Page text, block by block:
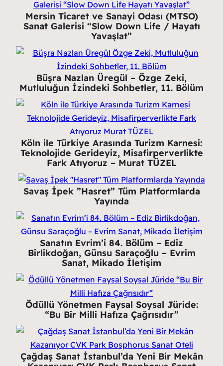
Mersin Ticaret ve Sanayi Odası (MTSO)
Sanat Galerisi “Slow Down Life / Hayatı
Yavaşlat”
Büşra Nazlan Üregül – Özge Zeki,
Mutluluğun İzindeki Sohbetler, 11. Bölüm
Köln ile Türkiye Arasında Turizm Karnesi:
Teknolojide Gerideyiz, Misafirperverlikte
Fark Atıyoruz – Murat TÜZEL
Savaş İpek ”Hasret” Tüm Platformlarda
Yayında
Sanatın Evrim’i 84. Bölüm – Ediz
Birlikdoğan, Günsu Saraçoğlu – Evrim
Sanat, Mikado İletişim
Ödüllü Yönetmen Faysal Soysal Jüride:
“Bu Bir Milli Hafıza Çağrısıdır”
Çağdaş Sanat İstanbul’da Yeni Bir Mekân